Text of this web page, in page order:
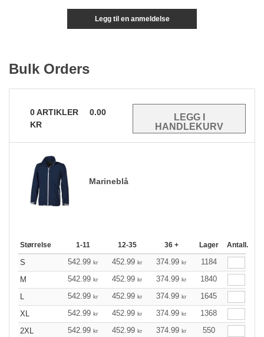
Legg til en anmeldelse
Bulk Orders
0ARTIKLER
0.00
KR
Marineblå
Størrelse 1-11 12-35 36 + Lager Antall.
S 542.99 kr 452.99 kr 374.99 kr
1184
M
542.99 kr 452.99 kr 374.99 kr
1840
L
542.99 kr 452.99 kr 374.99 kr
1645
XL
542.99 kr 452.99 kr 374.99 kr
1368
2XL
542.99 kr 452.99 kr 374.99 kr
550